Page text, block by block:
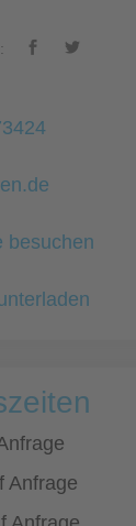
besuchen
Anfrage